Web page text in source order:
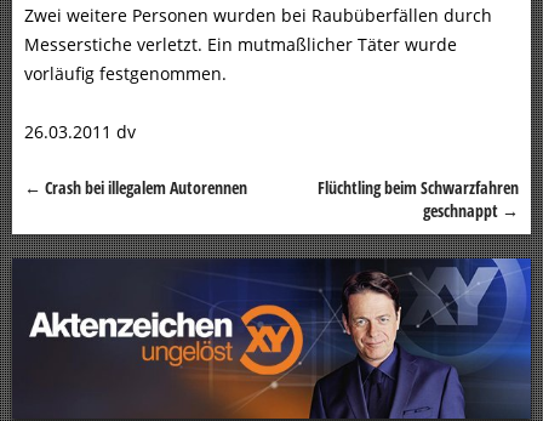
Zwei weitere Personen wurden bei Raubüberfällen durch
Messerstiche verletzt. Ein mutmaßlicher Täter wurde
vorläufig festgenommen.
26.03.2011 dv
Beitragsnavigation
← Crash bei illegalem Autorennen
Flüchtling beim Schwarzfahren
geschnappt →